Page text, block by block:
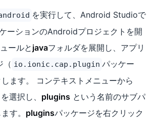
を実行して、Android Studioで
ーションのAndroidプロジェクトを開
ールと javaフォルダを展開し、アプリ
（ io.ionic.cap.plugin パッケー
ます。 コンテキストメニューから
を選択し、 plugins という名前のサブパ
す。 pluginsパッケージを右クリック